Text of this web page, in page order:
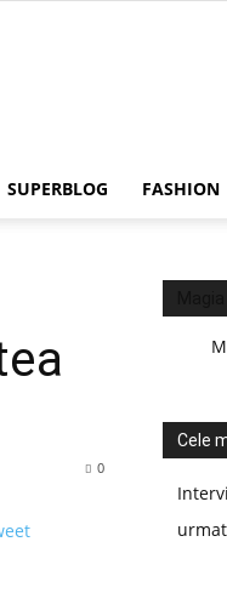
SUPERBLOG FASHION
0
Cele